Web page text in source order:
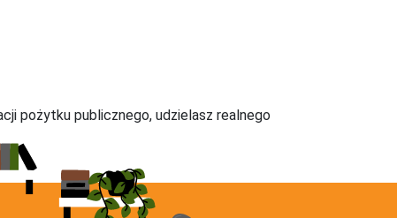
pożytku publicznego, udzielasz realnego